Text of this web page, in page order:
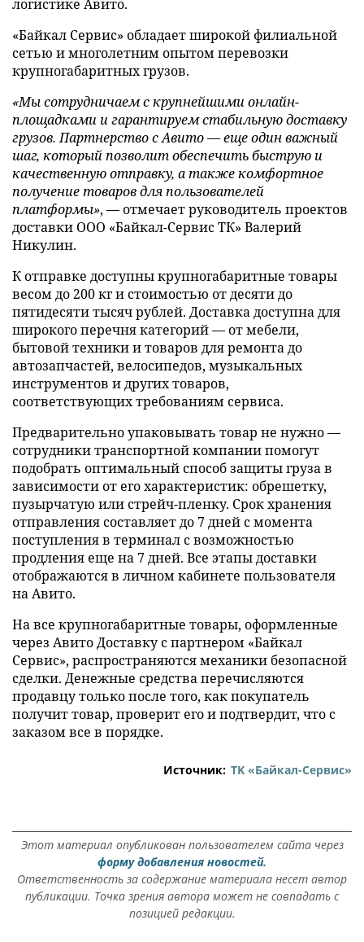
логистике Авито.
«Байкал Сервис» обладает широкой филиальной
сетью и многолетним опытом перевозки
крупногабаритных грузов.
«Мы сотрудничаем с крупнейшими онлайн-
площадками и гарантируем стабильную доставку
грузов. Партнерство с Авито — еще один важный
шаг, который позволит обеспечить быструю и
качественную отправку, а также комфортное
получение товаров для пользователей
платформы», — отмечает руководитель проектов
доставки ООО «Байкал-Сервис ТК» Валерий
Никулин.
К отправке доступны крупногабаритные товары
весом до 200 кг и стоимостью от десяти до
пятидесяти тысяч рублей. Доставка доступна для
широкого перечня категорий — от мебели,
бытовой техники и товаров для ремонта до
автозапчастей, велосипедов, музыкальных
инструментов и других товаров,
соответствующих требованиям сервиса.
Предварительно упаковывать товар не нужно —
сотрудники транспортной компании помогут
подобрать оптимальный способ защиты груза в
зависимости от его характеристик: обрешетку,
пузырчатую или стрейч-пленку. Срок хранения
отправления составляет до 7 дней с момента
поступления в терминал с возможностью
продления еще на 7 дней. Все этапы доставки
отображаются в личном кабинете пользователя
на Авито.
На все крупногабаритные товары, оформленные
через Авито Доставку с партнером «Байкал
Сервис», распространяются механики безопасной
сделки. Денежные средства перечисляются
продавцу только после того, как покупатель
получит товар, проверит его и подтвердит, что с
заказом все в порядке.
Источник: ТK «Байкал-Сервис»
Этот материал опубликован пользователем сайта через
форму добавления новостей.
Ответственность за содержание материала несет автор
публикации. Точка зрения автора может не совпадать с
позицией редакции.